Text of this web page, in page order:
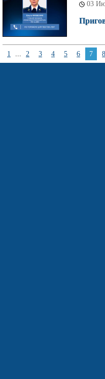
03
1 ... 2 3 4 5 6 7 8